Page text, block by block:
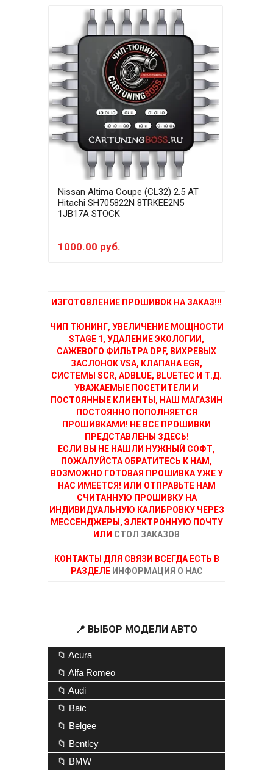
Nissan Altima Coupe (СL32) 2.5 AT
Hitachi SH705822N 8TRKEE2N5
1JB17A STOCK
1000.00 руб.
ИЗГОТОВЛЕНИЕ ПРОШИВОК НА ЗАКАЗ!!!
ЧИП ТЮНИНГ, УВЕЛИЧЕНИЕ МОЩНОСТИ
STAGE 1, УДАЛЕНИЕ ЭКОЛОГИИ,
САЖЕВОГО ФИЛЬТРА DPF, ВИХРЕВЫХ
ЗАСЛОНОК VSA, КЛАПАНА EGR,
СИСТЕМЫ SCR, ADBLUE, BLUETEC И Т.Д.
УВАЖАЕМЫЕ ПОСЕТИТЕЛИ И
ПОСТОЯННЫЕ КЛИЕНТЫ, НАШ МАГАЗИН
ПОСТОЯННО ПОПОЛНЯЕТСЯ
ПРОШИВКАМИ! НЕ ВСЕ ПРОШИВКИ
ПРЕДСТАВЛЕНЫ ЗДЕСЬ!
ЕСЛИ ВЫ НЕ НАШЛИ НУЖНЫЙ СОФТ,
ПОЖАЛУЙСТА ОБРАТИТЕСЬ К НАМ,
ВОЗМОЖНО ГОТОВАЯ ПРОШИВКА УЖЕ У
НАС ИМЕЕТСЯ! ИЛИ ОТПРАВЬТЕ НАМ
СЧИТАННУЮ ПРОШИВКУ НА
ИНДИВИДУАЛЬНУЮ КАЛИБРОВКУ ЧЕРЕЗ
МЕССЕНДЖЕРЫ, ЭЛЕКТРОННУЮ ПОЧТУ
ИЛИ СТОЛ ЗАКАЗОВ
КОНТАКТЫ ДЛЯ СВЯЗИ ВСЕГДА ЕСТЬ В
РАЗДЕЛЕ ИНФОРМАЦИЯ О НАС
📍 ВЫБОР МОДЕЛИ АВТО
📁 Acura
📁 Alfa Romeo
📁 Audi
📁 Baic
📁 Belgee
📁 Bentley
📁 BMW